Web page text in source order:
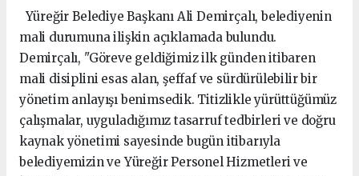
Yüreğir Belediye Başkanı Ali Demirçalı, belediyenin
mali durumuna ilişkin açıklamada bulundu.
Demirçalı, "Göreve geldiğimiz ilk günden itibaren
mali disiplini esas alan, şeffaf ve sürdürülebilir bir
yönetim anlayışı benimsedik. Titizlikle yürüttüğümüz
çalışmalar, uyguladığımız tasarruf tedbirleri ve doğru
kaynak yönetimi sayesinde bugün itibarıyla
belediyemizin ve Yüreğir Personel Hizmetleri ve